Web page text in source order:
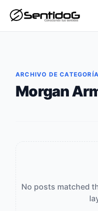
ARCHIVO DE
Morgan
No posts matched